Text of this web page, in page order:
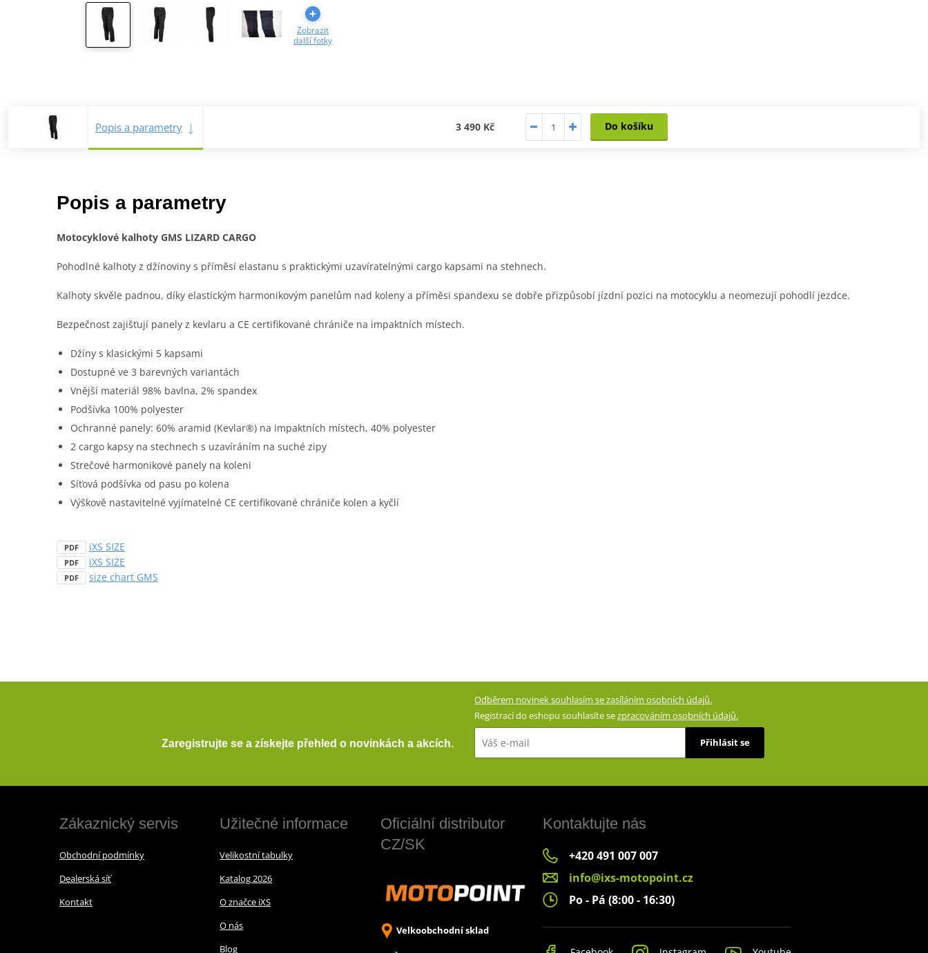
Zobrazit
další fotky
Popis a parametry 3 490 Kč Do košíku
Popis a parametry
Motocyklové kalhoty GMS LIZARD CARGO
Pohodlné kalhoty z džínoviny s příměsí elastanu s praktickými uzavíratelnými cargo kapsami na stehnech.
Kalhoty skvěle padnou, díky elastickým harmonikovým panelům nad koleny a příměsi spandexu se dobře přizpůsobí jízdní pozici na motocyklu a neomezují pohodlí jezdce.
Bezpečnost zajišťují panely z kevlaru a CE certifikované chrániče na impaktních místech.
Džíny s klasickými 5 kapsami
Dostupné ve 3 barevných variantách
Vnější materiál 98% bavlna, 2% spandex
Podšívka 100% polyester
Ochranné panely: 60% aramid (Kevlar®) na impaktních místech, 40% polyester
2 cargo kapsy na stechnech s uzavíráním na suché zipy
Strečové harmonikové panely na koleni
Síťová podšívka od pasu po kolena
Výškově nastavitelné vyjímatelné CE certifikované chrániče kolen a kyčlí
PDF iXS SIZE
PDF iXS SIZE
PDF size chart GMS
Zaregistrujte se a získejte přehled o novinkách a akcích.
Odběrem novinek souhlasím se zasíláním osobních údajů.
Registrací do eshopu souhlasíte sezpracováním osobních údajů.
Přihlásit se
Zákaznický servis
Obchodní podmínky
Dealerská síť
Kontakt
Užitečné informace
Velikostní tabulky
Katalog 2026
O značce iXS
O nás
Blog
Oficiální distributor
CZ/SK
Velkoobchodní sklad
Kontaktujte nás
+420 491 007 007
info@ixs-motopoint.cz
Po - Pá (8:00 - 16:30)